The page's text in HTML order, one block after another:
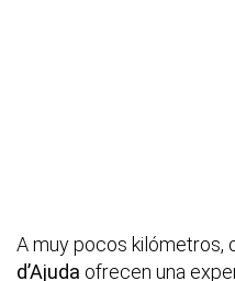
A muy pocos kilómetros,
d’Ajuda ofrecen una